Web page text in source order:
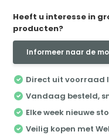
Heeft u interesse in
producten?
Informeer naar de
Direct uit voorraad
Vandaag besteld,
Elke week nieuwe
Veilig kopen met